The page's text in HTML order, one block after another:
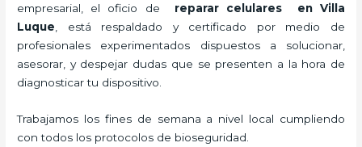
empresarial, el oficio de reparar celulares en Villa
Luque , está respaldado y certificado por medio de
profesionales experimentados dispuestos a solucionar,
asesorar, y despejar dudas que se presenten a la hora de
diagnosticar tu dispositivo.
Trabajamos los fines de semana a nivel local cumpliendo
con todos los protocolos de bioseguridad.